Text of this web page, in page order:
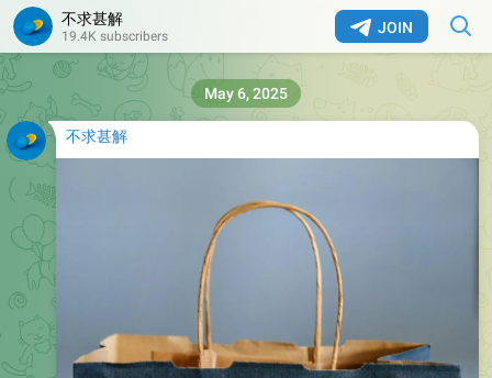
JOIN
不求甚解
19.4K subscribers
不求甚解
May 6, 2025